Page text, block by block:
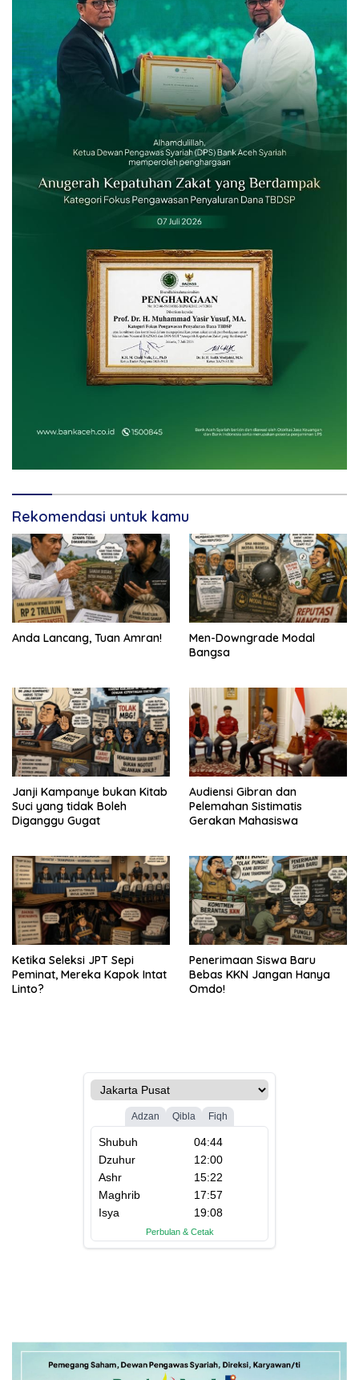
Rekomendasi untuk kamu
Anda Lancang, Tuan Amran!
Men-Downgrade Modal
Bangsa
Janji Kampanye bukan Kitab
Suci yang tidak Boleh
Diganggu Gugat
Audiensi Gibran dan
Pelemahan Sistimatis
Gerakan Mahasiswa
Ketika Seleksi JPT Sepi
Peminat, Mereka Kapok Intat
Linto?
Penerimaan Siswa Baru
Bebas KKN Jangan Hanya
Omdo!